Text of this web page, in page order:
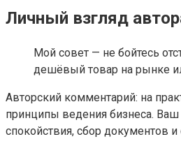
Личный взгляд
Мой совет — не бойтесь
дешёвый товар на рынке
Авторский комментарий: на
принципы ведения бизнеса. Ваш
спокойствия, сбор документов